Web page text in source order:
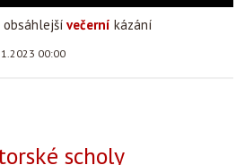
obsáhlejší večerní kázání
00:00
scholy